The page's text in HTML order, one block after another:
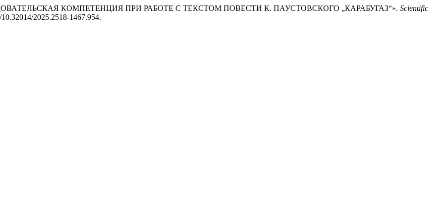
КОМПЕТЕНЦИЯ ПРИ РАБОТЕ С ТЕКСТОМ ПОВЕСТИ К. ПАУСТОВСКОГО „КАРАБУГАЗ“». Scientific
2025.2518-1467.954.